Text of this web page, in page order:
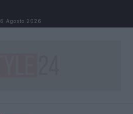
6 Agosto 2026